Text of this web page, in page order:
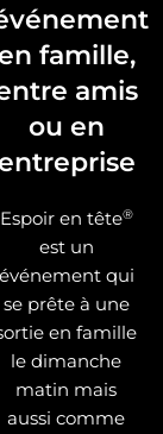
famille,
amis
ou en
Espoir en tête®
est un
événement qui
se prête à une
en famille
le dimanche
matin mais
aussi comme